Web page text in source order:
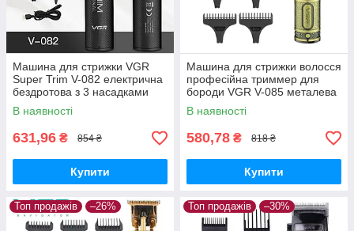
Машина для стрижки VGR
Super Trim V-082 електрична
бездротова з 3 насадками
Чорна
В наявності
631,96 ₴ 854 ₴
Купити
Машина для стрижки волосся
професійна триммер для
бороди VGR V-085 металева
Gold
В наявності
580,78 ₴ 818 ₴
Купити
Топ продажів –26% Топ продажів –30%